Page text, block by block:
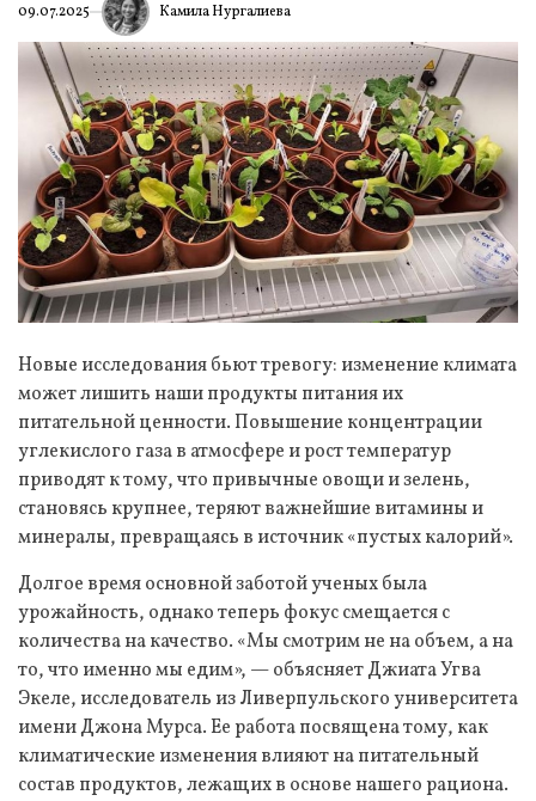
09.07.2025 Камила Нургалиева
Новые исследования бьют тревогу: изменение климата
может лишить наши продукты питания их
питательной ценности. Повышение концентрации
углекислого газа в атмосфере и рост температур
приводят к тому, что привычные овощи и зелень,
становясь крупнее, теряют важнейшие витамины и
минералы, превращаясь в источник «пустых калорий».
Долгое время основной заботой ученых была
урожайность, однако теперь фокус смещается с
количества на качество. «Мы смотрим не на объем, а на
то, что именно мы едим», — объясняет Джиата Угва
Экеле, исследователь из Ливерпульского университета
имени Джона Мурса. Ее работа посвящена тому, как
климатические изменения влияют на питательный
состав продуктов, лежащих в основе нашего рациона.